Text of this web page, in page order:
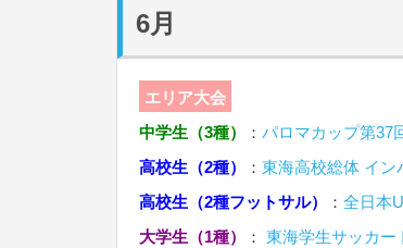
6月
エリア大会
中学生（3種）
： パロマカップ第37
高校生（2種）
： 東海高校総体 イン
高校生（2種フットサル）
： 全日本
大学生（1種）
： 東海学生サッカー